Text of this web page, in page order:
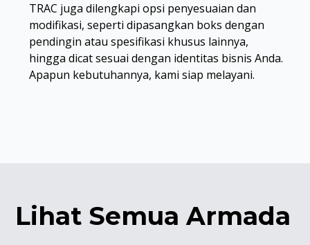
TRAC juga dilengkapi opsi penyesuaian dan
modifikasi, seperti dipasangkan boks dengan
pendingin atau spesifikasi khusus lainnya,
hingga dicat sesuai dengan identitas bisnis Anda.
Apapun kebutuhannya, kami siap melayani.
Lihat Semua Armada